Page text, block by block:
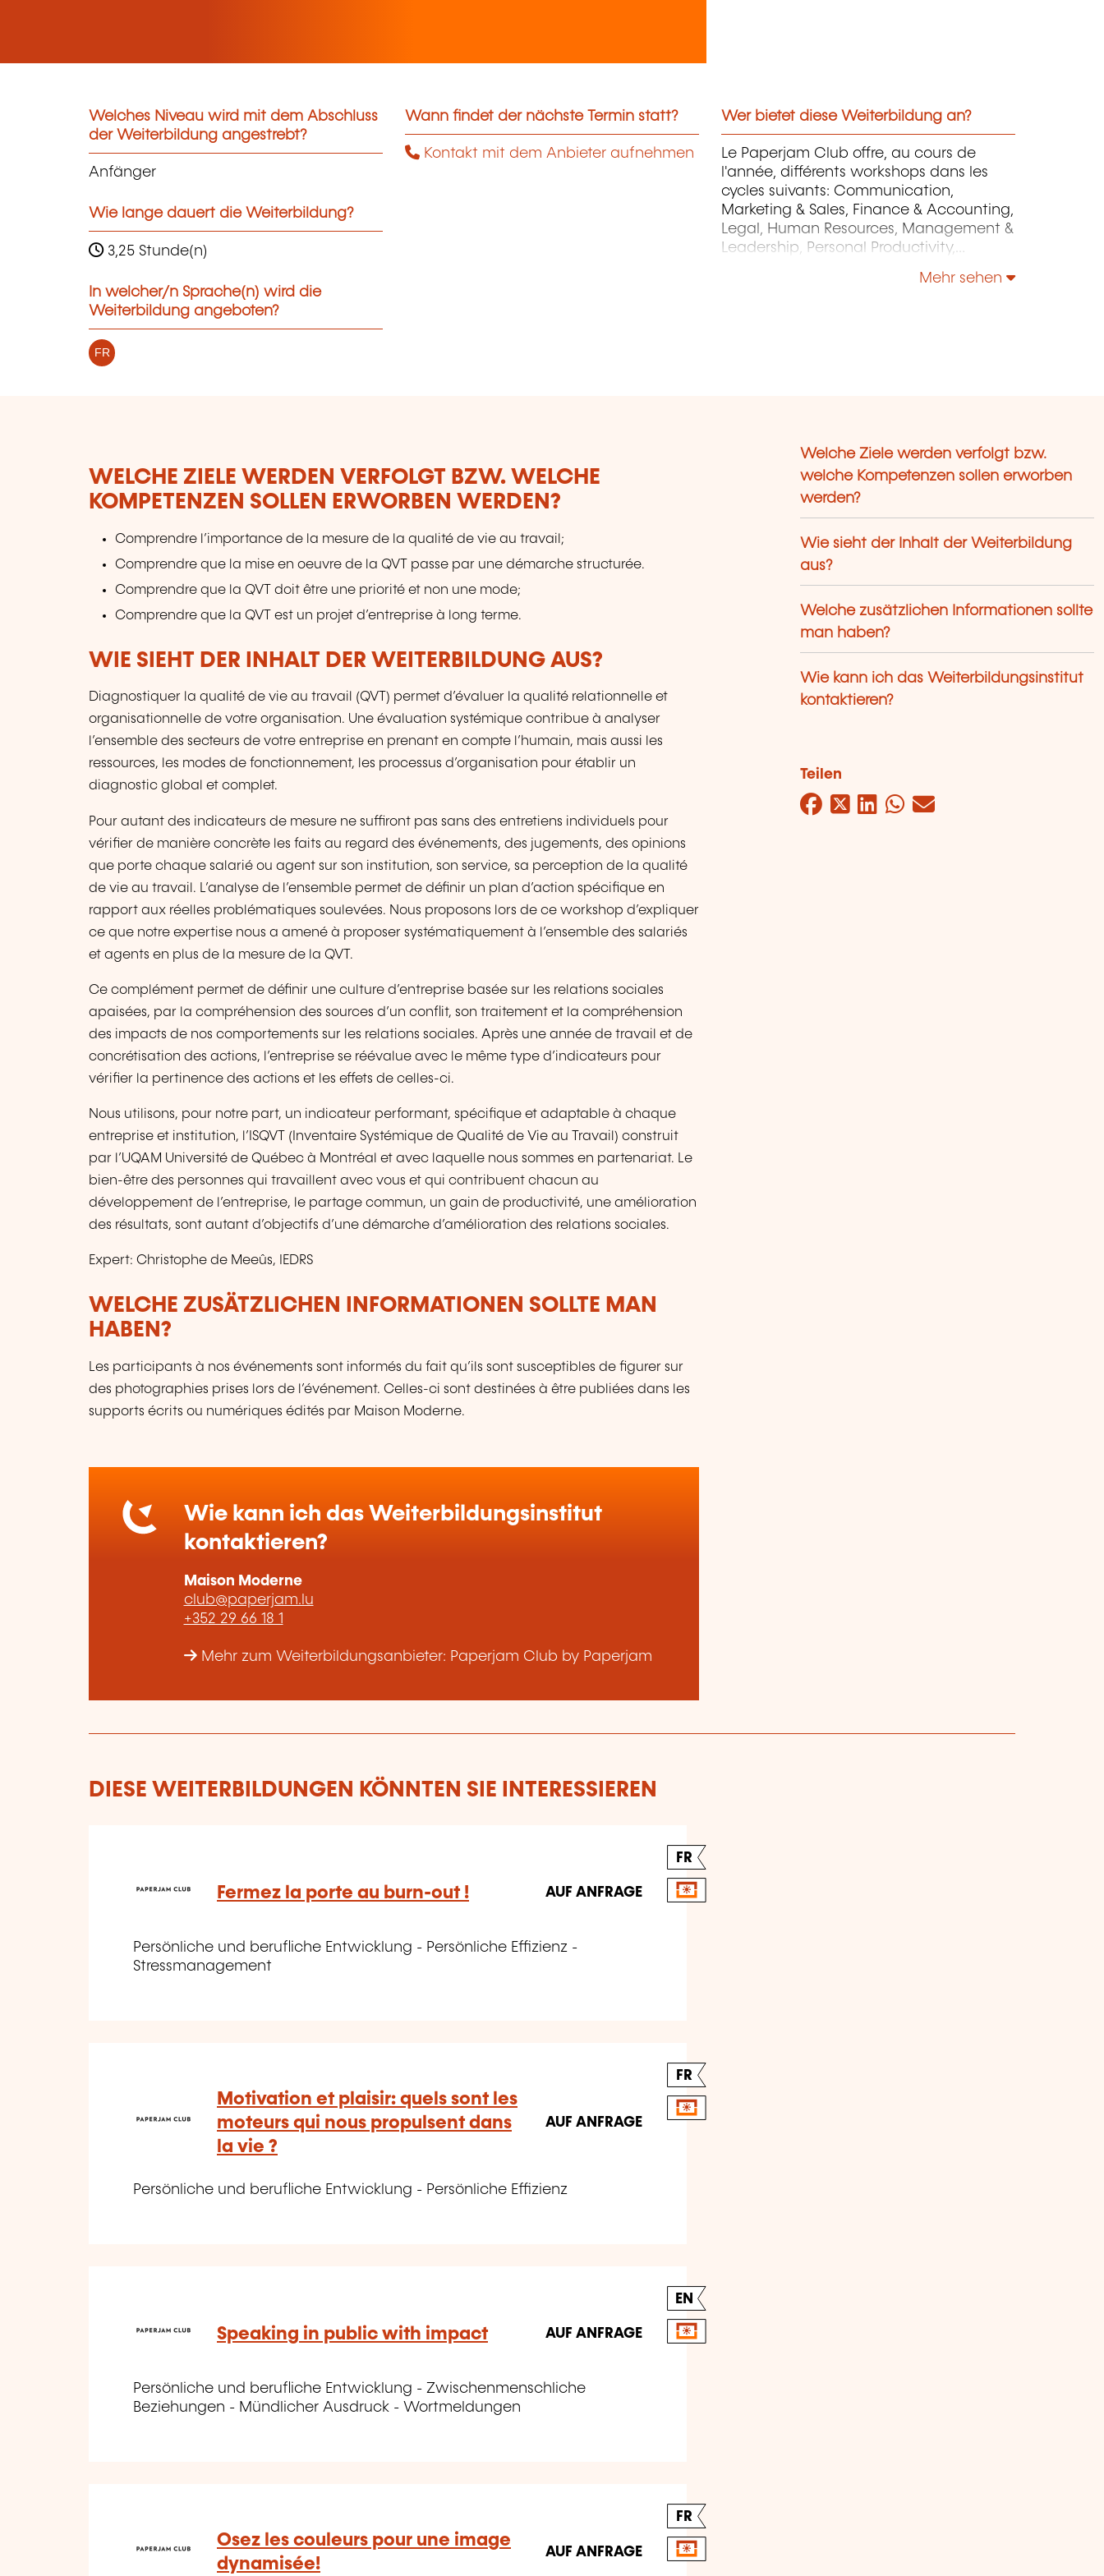
Welches Niveau wird mit dem Abschluss
der Weiterbildung angestrebt?
Anfänger
Wie lange dauert die Weiterbildung?
3,25 Stunde(n)
In welcher/n Sprache(n) wird die
Weiterbildung angeboten?
FR
Wann findet der nächste Termin statt?
Kontakt mit dem Anbieter aufnehmen
Wer bietet diese Weiterbildung an?
Le Paperjam Club offre, au cours de
l'année, différents workshops dans les
cycles suivants: Communication,
Marketing & Sales, Finance & Accounting,
Legal, Human Resources, Management &
Leadership, Personal Productivity,
Mehr sehen
WELCHE ZIELE WERDEN VERFOLGT BZW. WELCHE
KOMPETENZEN SOLLEN ERWORBEN WERDEN?
Comprendre l’importance de la mesure de la qualité de vie au travail;
Comprendre que la mise en oeuvre de la QVT passe par une démarche structurée.
Comprendre que la QVT doit être une priorité et non une mode;
Comprendre que la QVT est un projet d’entreprise à long terme.
WIE SIEHT DER INHALT DER WEITERBILDUNG AUS?
Diagnostiquer la qualité de vie au travail (QVT) permet d’évaluer la qualité relationnelle et
organisationnelle de votre organisation. Une évaluation systémique contribue à analyser
l’ensemble des secteurs de votre entreprise en prenant en compte l’humain, mais aussi les
ressources, les modes de fonctionnement, les processus d’organisation pour établir un
diagnostic global et complet.
Pour autant des indicateurs de mesure ne suffiront pas sans des entretiens individuels pour
vérifier de manière concrète les faits au regard des événements, des jugements, des opinions
que porte chaque salarié ou agent sur son institution, son service, sa perception de la qualité
de vie au travail. L’analyse de l’ensemble permet de définir un plan d’action spécifique en
rapport aux réelles problématiques soulevées. Nous proposons lors de ce workshop d’expliquer
ce que notre expertise nous a amené à proposer systématiquement à l’ensemble des salariés
et agents en plus de la mesure de la QVT.
Ce complément permet de définir une culture d’entreprise basée sur les relations sociales
apaisées, par la compréhension des sources d’un conflit, son traitement et la compréhension
des impacts de nos comportements sur les relations sociales. Après une année de travail et de
concrétisation des actions, l’entreprise se réévalue avec le même type d’indicateurs pour
vérifier la pertinence des actions et les effets de celles-ci.
Nous utilisons, pour notre part, un indicateur performant, spécifique et adaptable à chaque
entreprise et institution, l’ISQVT (Inventaire Systémique de Qualité de Vie au Travail) construit
par l’UQAM Université de Québec à Montréal et avec laquelle nous sommes en partenariat. Le
bien-être des personnes qui travaillent avec vous et qui contribuent chacun au
développement de l’entreprise, le partage commun, un gain de productivité, une amélioration
des résultats, sont autant d’objectifs d’une démarche d’amélioration des relations sociales.
Expert: Christophe de Meeûs, IEDRS
WELCHE ZUSÄTZLICHEN INFORMATIONEN SOLLTE MAN
HABEN?
Les participants à nos événements sont informés du fait qu’ils sont susceptibles de figurer sur
des photographies prises lors de l’événement. Celles-ci sont destinées à être publiées dans les
supports écrits ou numériques édités par Maison Moderne.
Wie kann ich das Weiterbildungsinstitut
kontaktieren?
Maison Moderne
club@paperjam.lu
+352 29 66 18 1
Mehr zum Weiterbildungsanbieter: Paperjam Club by Paperjam
Welche Ziele werden verfolgt bzw.
welche Kompetenzen sollen erworben
werden?
Wie sieht der Inhalt der Weiterbildung
aus?
Welche zusätzlichen Informationen sollte
man haben?
Wie kann ich das Weiterbildungsinstitut
kontaktieren?
Teilen
Facebook
Twitter
LinkedIn
WhatsApp
Mail
DIESE WEITERBILDUNGEN KÖNNTEN SIE INTERESSIEREN
FR
Fermez la porte au burn-out ! AUF ANFRAGE
Persönliche und berufliche Entwicklung - Persönliche Effizienz -
Stressmanagement
FR
Motivation et plaisir: quels sont les
moteurs qui nous propulsent dans
la vie ?
AUF ANFRAGE
Persönliche und berufliche Entwicklung - Persönliche Effizienz
EN
Speaking in public with impact AUF ANFRAGE
Persönliche und berufliche Entwicklung - Zwischenmenschliche
Beziehungen - Mündlicher Ausdruck - Wortmeldungen
FR
Osez les couleurs pour une image
dynamisée!
AUF ANFRAGE